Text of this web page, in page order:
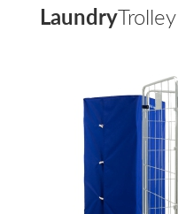
LaundryTrolley